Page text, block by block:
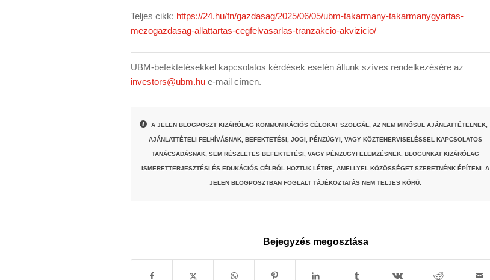
Teljes cikk: https://24.hu/fn/gazdasag/2025/06/05/ubm-takarmany-takarmanygyartas-
mezogazdasag-allattartas-cegfelvasarlas-tranzakcio-akvizicio/
UBM-befektetésekkel kapcsolatos kérdések esetén állunk szíves rendelkezésére az
investors@ubm.hu e-mail címen.
A JELEN BLOGPOSZT KIZÁRÓLAG KOMMUNIKÁCIÓS CÉLOKAT SZOLGÁL, AZ NEM MINŐSÜL AJÁNLATTÉTELNEK,
AJÁNLATTÉTELI FELHÍVÁSNAK, BEFEKTETÉSI, JOGI, PÉNZÜGYI, VAGY KÖZTEHERVISELÉSSEL KAPCSOLATOS
TANÁCSADÁSNAK, SEM RÉSZLETES BEFEKTETÉSI, VAGY PÉNZÜGYI ELEMZÉSNEK. BLOGUNKAT KIZÁRÓLAG
ISMERETTERJESZTÉSI ÉS EDUKÁCIÓS CÉLBÓL HOZTUK LÉTRE, AMELLYEL KÖZÖSSÉGET SZERETNÉNK ÉPÍTENI. A
JELEN BLOGPOSZTBAN FOGLALT TÁJÉKOZTATÁS NEM TELJES KÖRŰ.
Bejegyzés megosztása